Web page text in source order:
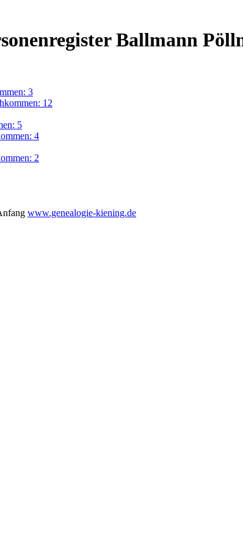
Ballmann
3
12
5
4
2
www.genealogie-kiening.de